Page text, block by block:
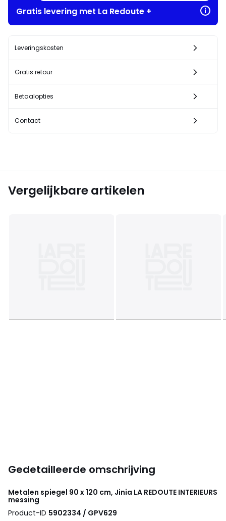
Gratis levering met La Redoute +
Leveringskosten
Gratis retour
Betaalopties
Contact
Vergelijkbare artikelen
Gedetailleerde omschrijving
Metalen spiegel 90 x 120 cm, Jinia LA REDOUTE INTERIEURS
messing
Product-ID 5902334 / GPV629